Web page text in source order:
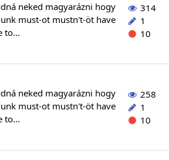
neked magyarázni hogy
must-ot mustn't-öt have
to...
314
1
10
neked magyarázni hogy
must-ot mustn't-öt have
to...
258
1
10